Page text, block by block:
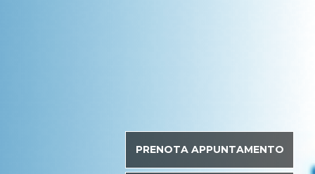
PRENOTA APPUNTAMENTO